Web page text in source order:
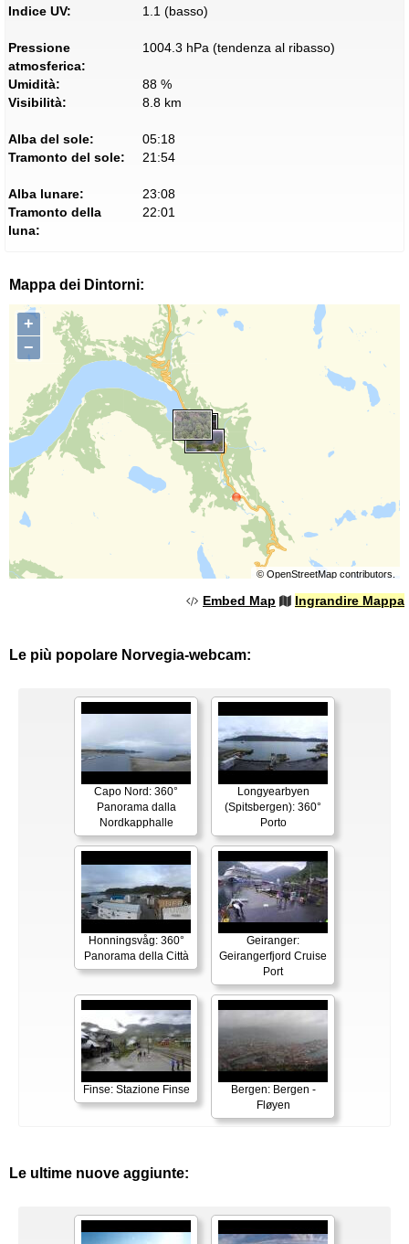
Indice UV:
1.1 (basso)
Pressione
atmosferica:
1004.3 hPa (tendenza al ribasso)
Umidità:
88 %
Visibilità:
8.8 km
Alba del sole:
05:18
Tramonto del sole:
21:54
Alba lunare:
23:08
Tramonto della
luna:
22:01
Mappa dei Dintorni:
+
−
© OpenStreetMapcontributors.
Embed Map Ingrandire Mappa
Le più popolare Norvegia-webcam:
Capo Nord: 360°
Panorama dalla
Nordkapphalle
Longyearbyen
(Spitsbergen): 360°
Porto
Honningsvåg: 360°
Panorama della Città
Geiranger:
Geirangerfjord Cruise
Port
Finse: Stazione Finse
Bergen: Bergen -
Fløyen
Le ultime nuove aggiunte: